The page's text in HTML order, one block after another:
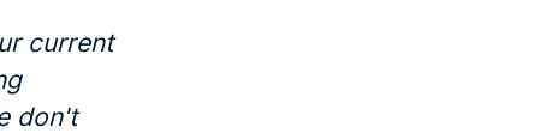
current
don't